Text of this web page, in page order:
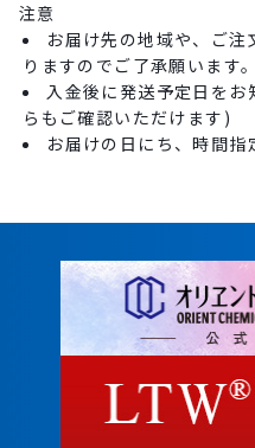
注意
お届け先の地域や、ご
りますのでご了承願います。
入金後に発送予定日を
らもご確認いただけます)
お届けの日にち、時間指